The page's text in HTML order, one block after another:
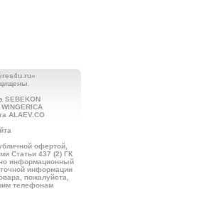
SEBEKON
ALAEV.CO
офертой,
Статьи 437 (2) ГК
информационный
информации
пожалуйста,
телефонам